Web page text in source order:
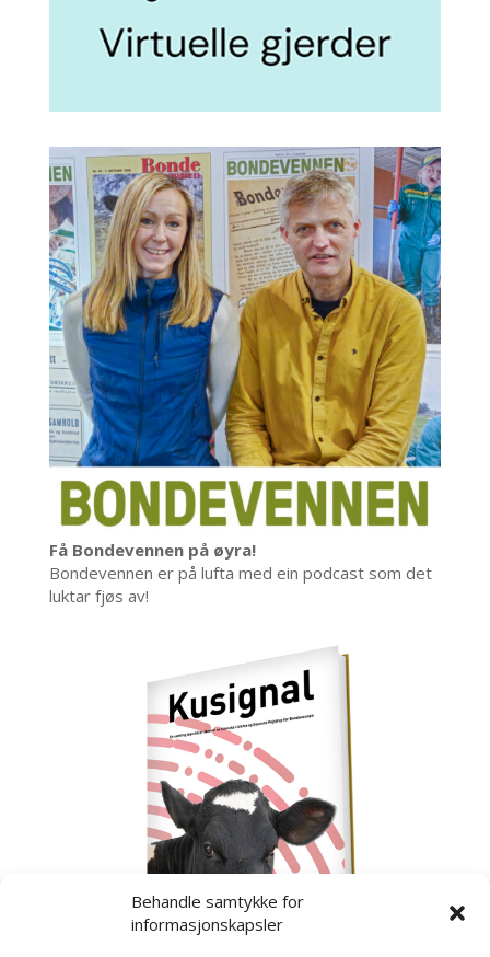
Behandle samtykke for
informasjonskapsler
Få Bondevennen på øyra!
Bondevennen er på lufta med ein podcast som det
luktar fjøs av!